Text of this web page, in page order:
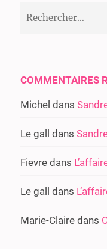
COMMENTAIRES
Michel dans
Le gall dans
Fievre dans
Le gall dans
Marie-Claire dans